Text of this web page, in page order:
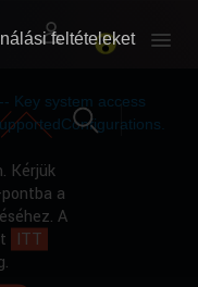
RÓLUNK
RÓLUNK
Key system access
Kérjük
a
A
ITT
feltételeket